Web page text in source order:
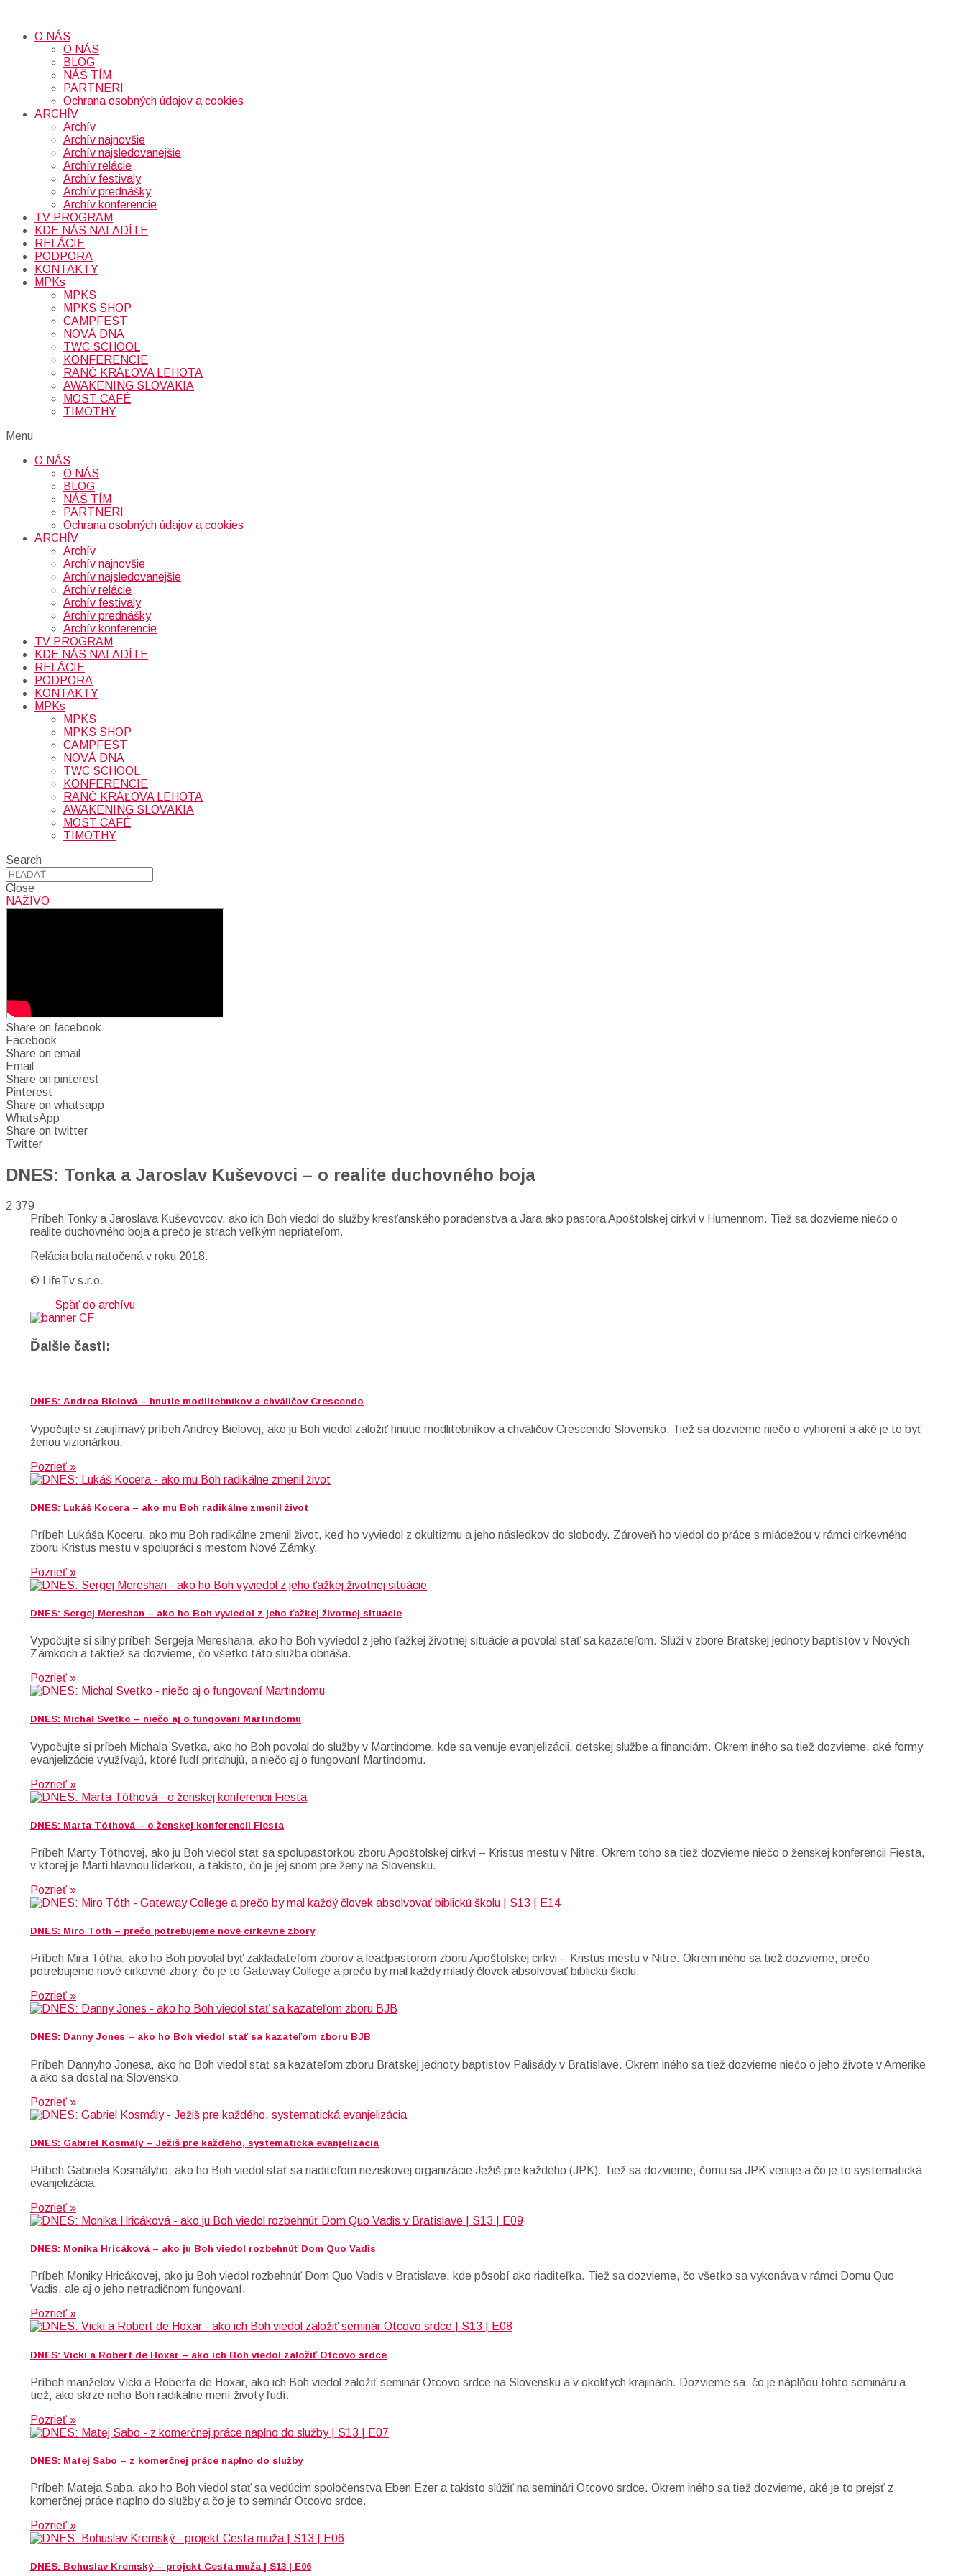
O NÁS
O NÁS
BLOG
NÁŠ TÍM
PARTNERI
Ochrana osobných údajov a cookies
ARCHÍV
Archív
Archív najnovšie
Archív najsledovanejšie
Archív relácie
Archív festivaly
Archív prednášky
Archív konferencie
TV PROGRAM
KDE NÁS NALADÍTE
RELÁCIE
PODPORA
KONTAKTY
MPKs
MPKS
MPKS SHOP
CAMPFEST
NOVÁ DNA
TWC SCHOOL
KONFERENCIE
RANČ KRÁĽOVA LEHOTA
AWAKENING SLOVAKIA
MOST CAFÉ
TIMOTHY
Menu
O NÁS
O NÁS
BLOG
NÁŠ TÍM
PARTNERI
Ochrana osobných údajov a cookies
ARCHÍV
Archív
Archív najnovšie
Archív najsledovanejšie
Archív relácie
Archív festivaly
Archív prednášky
Archív konferencie
TV PROGRAM
KDE NÁS NALADÍTE
RELÁCIE
PODPORA
KONTAKTY
MPKs
MPKS
MPKS SHOP
CAMPFEST
NOVÁ DNA
TWC SCHOOL
KONFERENCIE
RANČ KRÁĽOVA LEHOTA
AWAKENING SLOVAKIA
MOST CAFÉ
TIMOTHY
Search
Close
NAŽIVO
Share on facebook
Facebook
Share on email
Email
Share on pinterest
Pinterest
Share on whatsapp
WhatsApp
Share on twitter
Twitter
DNES: Tonka a Jaroslav Kuševovci – o realite duchovného boja
2 379
Príbeh Tonky a Jaroslava Kuševovcov, ako ich Boh viedol do služby kresťanského poradenstva a Jara ako pastora Apoštolskej cirkvi v Humennom. Tiež sa dozvieme niečo o
realite duchovného boja a prečo je strach veľkým nepriateľom.
Relácia bola natočená v roku 2018.
© LifeTv s.r.o.
Späť do archívu
Ďalšie časti:
DNES: Andrea Bielová – hnutie modlitebníkov a chváličov Crescendo
Vypočujte si zaujímavý príbeh Andrey Bielovej, ako ju Boh viedol založiť hnutie modlitebníkov a chváličov Crescendo Slovensko. Tiež sa dozvieme niečo o vyhorení a aké je to byť
ženou vizionárkou.
Pozrieť »
DNES: Lukáš Kocera – ako mu Boh radikálne zmenil život
Príbeh Lukáša Koceru, ako mu Boh radikálne zmenil život, keď ho vyviedol z okultizmu a jeho následkov do slobody. Zároveň ho viedol do práce s mládežou v rámci cirkevného
zboru Kristus mestu v spolupráci s mestom Nové Zámky.
Pozrieť »
DNES: Sergej Mereshan – ako ho Boh vyviedol z jeho ťažkej životnej situácie
Vypočujte si silný príbeh Sergeja Mereshana, ako ho Boh vyviedol z jeho ťažkej životnej situácie a povolal stať sa kazateľom. Slúži v zbore Bratskej jednoty baptistov v Nových
Zámkoch a taktiež sa dozvieme, čo všetko táto služba obnáša.
Pozrieť »
DNES: Michal Svetko – niečo aj o fungovaní Martindomu
Vypočujte si príbeh Michala Svetka, ako ho Boh povolal do služby v Martindome, kde sa venuje evanjelizácii, detskej službe a financiám. Okrem iného sa tiež dozvieme, aké formy
evanjelizácie využívajú, ktoré ľudí priťahujú, a niečo aj o fungovaní Martindomu.
Pozrieť »
DNES: Marta Tóthová – o ženskej konferencii Fiesta
Príbeh Marty Tóthovej, ako ju Boh viedol stať sa spolupastorkou zboru Apoštolskej cirkvi – Kristus mestu v Nitre. Okrem toho sa tiež dozvieme niečo o ženskej konferencii Fiesta,
v ktorej je Marti hlavnou líderkou, a takisto, čo je jej snom pre ženy na Slovensku.
Pozrieť »
DNES: Miro Tóth – prečo potrebujeme nové cirkevné zbory
Príbeh Mira Tótha, ako ho Boh povolal byť zakladateľom zborov a leadpastorom zboru Apoštolskej cirkvi – Kristus mestu v Nitre. Okrem iného sa tiež dozvieme, prečo
potrebujeme nové cirkevné zbory, čo je to Gateway College a prečo by mal každý mladý človek absolvovať biblickú školu.
Pozrieť »
DNES: Danny Jones – ako ho Boh viedol stať sa kazateľom zboru BJB
Príbeh Dannyho Jonesa, ako ho Boh viedol stať sa kazateľom zboru Bratskej jednoty baptistov Palisády v Bratislave. Okrem iného sa tiež dozvieme niečo o jeho živote v Amerike
a ako sa dostal na Slovensko.
Pozrieť »
DNES: Gabriel Kosmály – Ježiš pre každého, systematická evanjelizácia
Príbeh Gabriela Kosmályho, ako ho Boh viedol stať sa riaditeľom neziskovej organizácie Ježiš pre každého (JPK). Tiež sa dozvieme, čomu sa JPK venuje a čo je to systematická
evanjelizácia.
Pozrieť »
DNES: Monika Hricáková – ako ju Boh viedol rozbehnúť Dom Quo Vadis
Príbeh Moniky Hricákovej, ako ju Boh viedol rozbehnúť Dom Quo Vadis v Bratislave, kde pôsobí ako riaditeľka. Tiež sa dozvieme, čo všetko sa vykonáva v rámci Domu Quo
Vadis, ale aj o jeho netradičnom fungovaní.
Pozrieť »
DNES: Vicki a Robert de Hoxar – ako ich Boh viedol založiť Otcovo srdce
Príbeh manželov Vicki a Roberta de Hoxar, ako ich Boh viedol založiť seminár Otcovo srdce na Slovensku a v okolitých krajinách. Dozvieme sa, čo je náplňou tohto semináru a
tiež, ako skrze neho Boh radikálne mení životy ľudí.
Pozrieť »
DNES: Matej Sabo – z komerčnej práce naplno do služby
Príbeh Mateja Saba, ako ho Boh viedol stať sa vedúcim spoločenstva Eben Ezer a takisto slúžiť na seminári Otcovo srdce. Okrem iného sa tiež dozvieme, aké je to prejsť z
komerčnej práce naplno do služby a čo je to seminár Otcovo srdce.
Pozrieť »
DNES: Bohuslav Kremský – projekt Cesta muža | S13 | E06